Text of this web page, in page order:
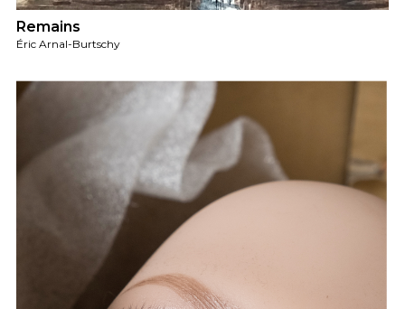
Remains
Éric Arnal-Burtschy